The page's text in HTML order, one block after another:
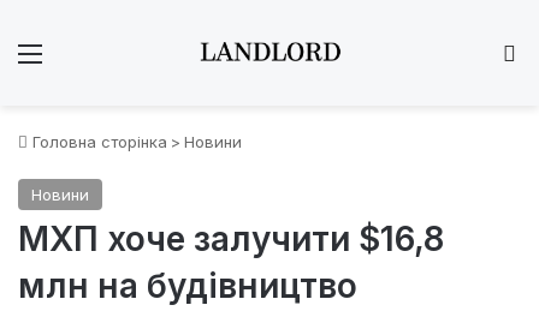
Головна сторінка > Новини
Новини
МХП хоче залучити $16,8
млн на будівництво